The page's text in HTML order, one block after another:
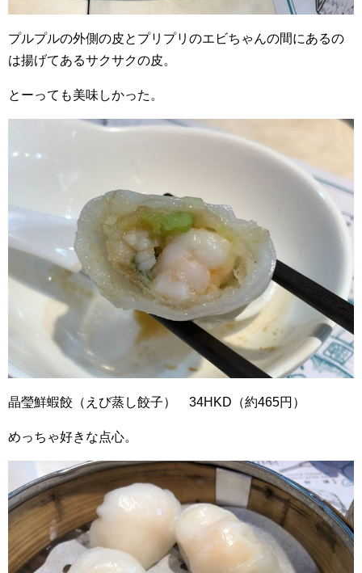
プルプルの外側の皮とプリプリのエビちゃんの間にあるの
は揚げてあるサクサクの皮。
とーっても美味しかった。
晶瑩鮮蝦餃（えび蒸し餃子） 34HKD（約465円）
めっちゃ好きな点心。